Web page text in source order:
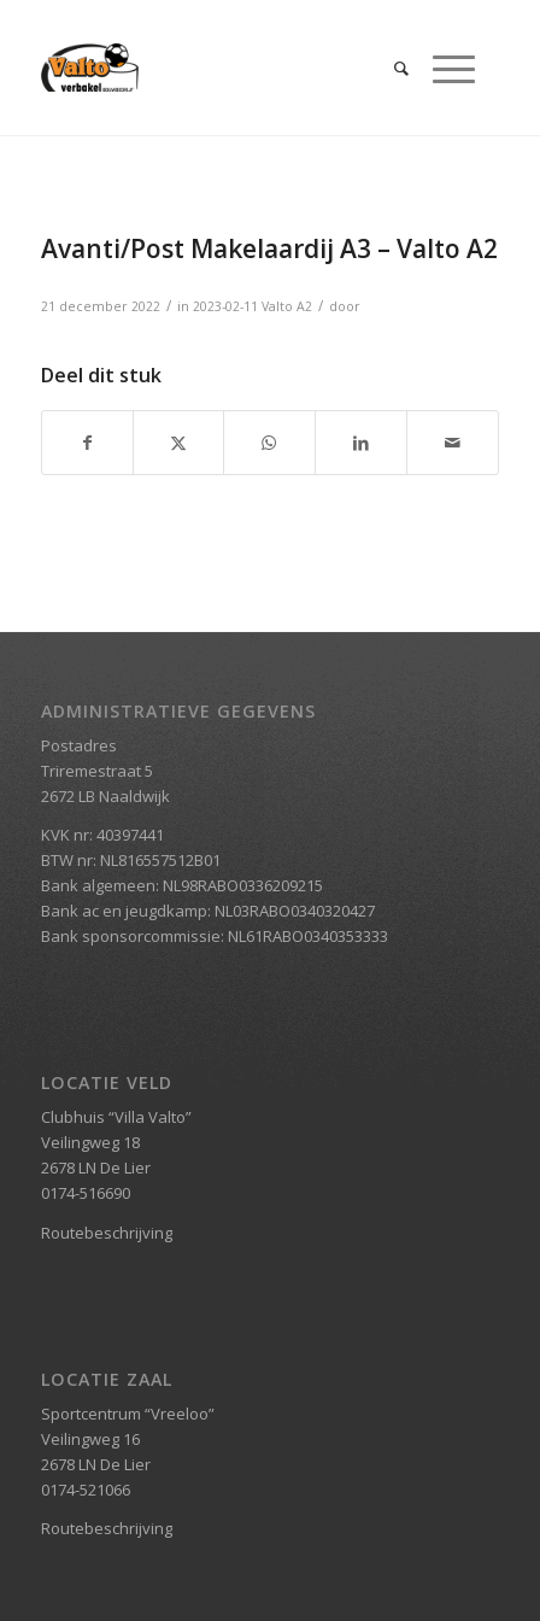
Avanti/Post Makelaardij A3 – Valto A2
21 december 2022 / in 2023-02-11 Valto A2 / door
Deel dit stuk
ADMINISTRATIEVE GEGEVENS
Postadres
Triremestraat 5
2672 LB Naaldwijk
KVK nr: 40397441
BTW nr: NL816557512B01
Bank algemeen: NL98RABO0336209215
Bank ac en jeugdkamp: NL03RABO0340320427
Bank sponsorcommissie: NL61RABO0340353333
LOCATIE VELD
Clubhuis “Villa Valto”
Veilingweg 18
2678 LN De Lier
0174-516690
Routebeschrijving
LOCATIE ZAAL
Sportcentrum “Vreeloo”
Veilingweg 16
2678 LN De Lier
0174-521066
Routebeschrijving